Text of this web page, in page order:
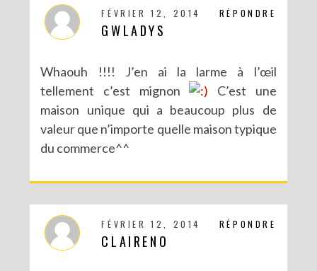
RÉPONDRE
FÉVRIER 12, 2014
GWLADYS
Whaouh !!!! J’en ai la larme à l’œil
tellement c’est mignon
C’est une
maison unique qui a beaucoup plus de
valeur que n’importe quelle maison typique
du commerce^^
RÉPONDRE
FÉVRIER 12, 2014
CLAIRENO